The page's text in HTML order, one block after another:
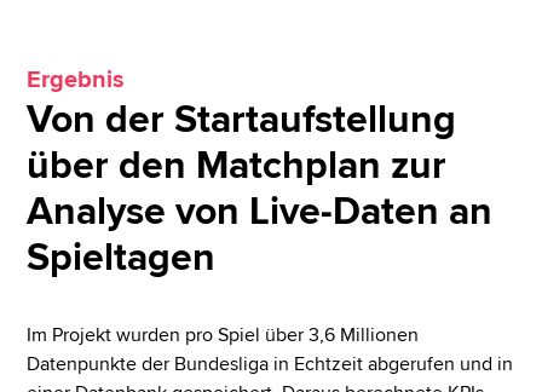
Ergebnis
Von der Startaufstellung
über den Matchplan zur
Analyse von Live-Daten an
Spieltagen
Im Projekt wurden pro Spiel über 3,6 Millionen
Datenpunkte der Bundesliga in Echtzeit abgerufen und in